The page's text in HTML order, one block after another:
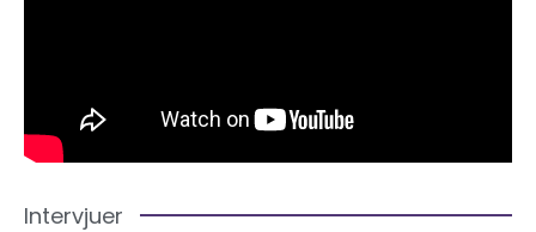
Intervjuer